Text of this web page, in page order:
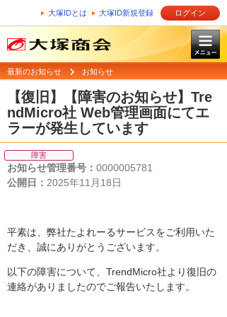
大塚IDとは 大塚ID新規登録 ログイン
最新のお知らせ お知らせ
【復旧】【障害のお知らせ】Tre
ndMicro社 Web管理画面にてエ
ラーが発生しています
障害
お知らせ管理番号： 0000005781
公開日： 2025年11月18日
平素は、弊社たよれーるサービスをご利用いた
だき、誠にありがとうございます。
以下の障害について、TrendMicro社より復旧の
連絡がありましたのでご報告いたします。